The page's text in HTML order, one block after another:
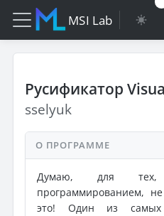
MSI Lab
Русификатор
sselyuk
О ПРОГРАММЕ
Думаю, для тех,
программированием,
это! Один из самых